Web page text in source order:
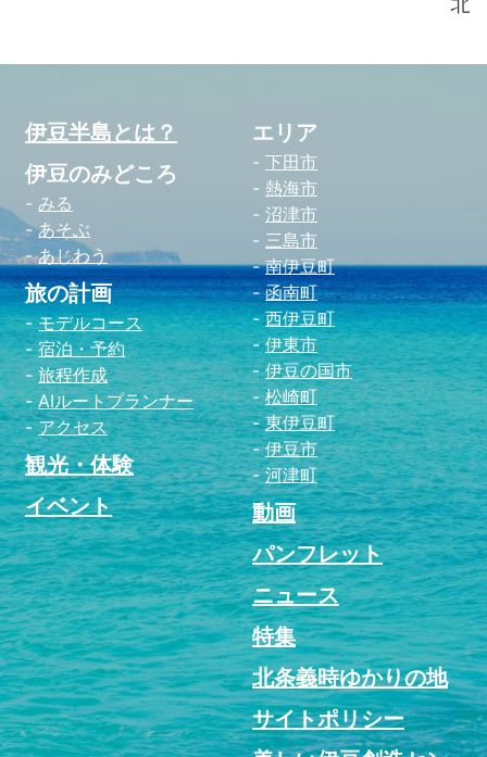
伊豆半島とは？
伊豆のみどころ
みる
あそぶ
あじわう
旅の計画
モデルコース
宿泊・予約
旅程作成
AIルートプランナー
アクセス
観光・体験
イベント
エリア
下田市
熱海市
沼津市
三島市
南伊豆町
函南町
西伊豆町
伊東市
伊豆の国市
松崎町
東伊豆町
伊豆市
河津町
動画
パンフレット
ニュース
特集
北条義時ゆかりの地
サイトポリシー